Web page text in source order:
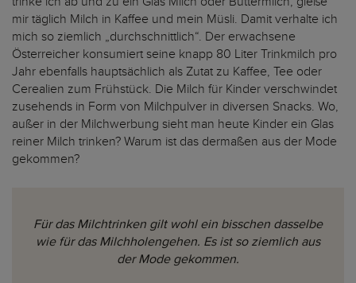
mir täglich Milch in Kaffee und mein Müsli. Damit verhalte ich
mich so ziemlich „durchschnittlich“. Der erwachsene
Österreicher konsumiert seine knapp 80 Liter Trinkmilch pro
Jahr ebenfalls hauptsächlich als Zutat zu Kaffee, Tee oder
Cerealien zum Frühstück. Die Milch für Kinder verschwindet
zusehends in Form von Milchpulver in diversen Snacks. Wo,
außer in der Milchwerbung sieht man heute Kinder ein Glas
reiner Milch trinken? Warum ist das dermaßen aus der Mode
gekommen?
Für das Milchtrinken gilt wohl ein bisschen dasselbe
wie für das Milchholengehen. Es ist so ziemlich aus
der Mode gekommen.